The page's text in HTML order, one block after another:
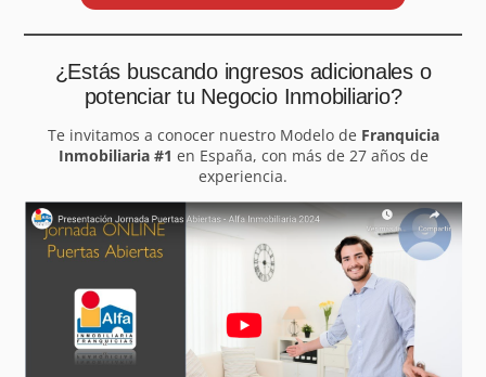
¿Estás buscando ingresos adicionales o
potenciar tu Negocio Inmobiliario?
Te invitamos a conocer nuestro Modelo de Franquicia
Inmobiliaria #1 en España, con más de 27 años de
experiencia.